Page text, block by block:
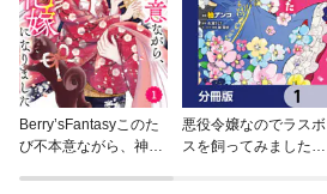
Berry’sFantasyこのた
び不本意ながら、神様
悪役令嬢なのでラスボ
スを飼ってみました